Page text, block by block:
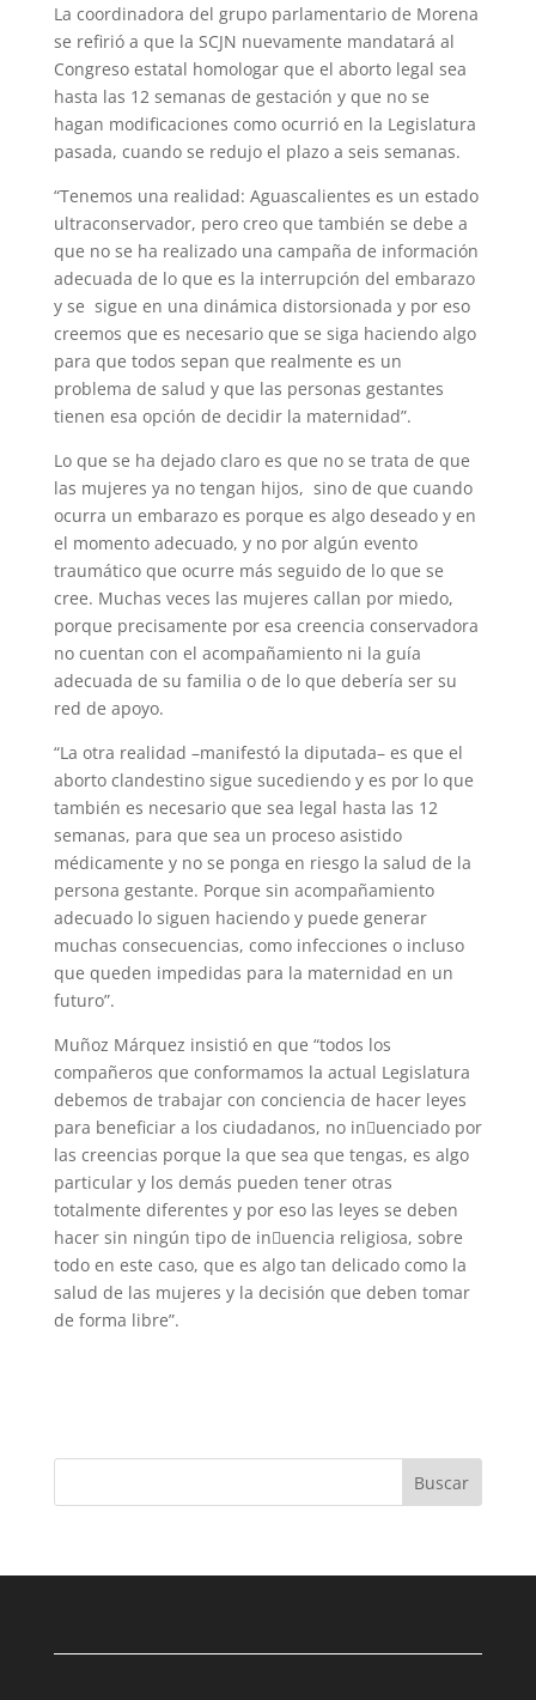
La coordinadora del grupo parlamentario de Morena
se refirió a que la SCJN nuevamente mandatará al
Congreso estatal homologar que el aborto legal sea
hasta las 12 semanas de gestación y que no se
hagan modificaciones como ocurrió en la Legislatura
pasada, cuando se redujo el plazo a seis semanas.
“Tenemos una realidad: Aguascalientes es un estado
ultraconservador, pero creo que también se debe a
que no se ha realizado una campaña de información
adecuada de lo que es la interrupción del embarazo
y se sigue en una dinámica distorsionada y por eso
creemos que es necesario que se siga haciendo algo
para que todos sepan que realmente es un
problema de salud y que las personas gestantes
tienen esa opción de decidir la maternidad”.
Lo que se ha dejado claro es que no se trata de que
las mujeres ya no tengan hijos, sino de que cuando
ocurra un embarazo es porque es algo deseado y en
el momento adecuado, y no por algún evento
traumático que ocurre más seguido de lo que se
cree. Muchas veces las mujeres callan por miedo,
porque precisamente por esa creencia conservadora
no cuentan con el acompañamiento ni la guía
adecuada de su familia o de lo que debería ser su
red de apoyo.
“La otra realidad –manifestó la diputada– es que el
aborto clandestino sigue sucediendo y es por lo que
también es necesario que sea legal hasta las 12
semanas, para que sea un proceso asistido
médicamente y no se ponga en riesgo la salud de la
persona gestante. Porque sin acompañamiento
adecuado lo siguen haciendo y puede generar
muchas consecuencias, como infecciones o incluso
que queden impedidas para la maternidad en un
futuro”.
Muñoz Márquez insistió en que “todos los
compañeros que conformamos la actual Legislatura
debemos de trabajar con conciencia de hacer leyes
para beneficiar a los ciudadanos, no in􀃀uenciado por
las creencias porque la que sea que tengas, es algo
particular y los demás pueden tener otras
totalmente diferentes y por eso las leyes se deben
hacer sin ningún tipo de in􀃀uencia religiosa, sobre
todo en este caso, que es algo tan delicado como la
salud de las mujeres y la decisión que deben tomar
de forma libre”.
Buscar